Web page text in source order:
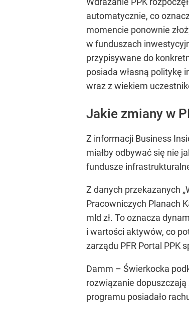
automatycznie, co
momencie ponownie
w funduszach
przypisywane do
posiada własną politykę
wraz z wiekiem
Jakie zmiany w
Z informacji Business
miałby odbywać się nie
fundusze
Z danych przekazanych
Pracowniczych Planach
mld zł. To oznacza
i wartości aktywów, co
zarządu PFR Portal PPK
Damm – Świerkocka
rozwiązanie
programu posiadało